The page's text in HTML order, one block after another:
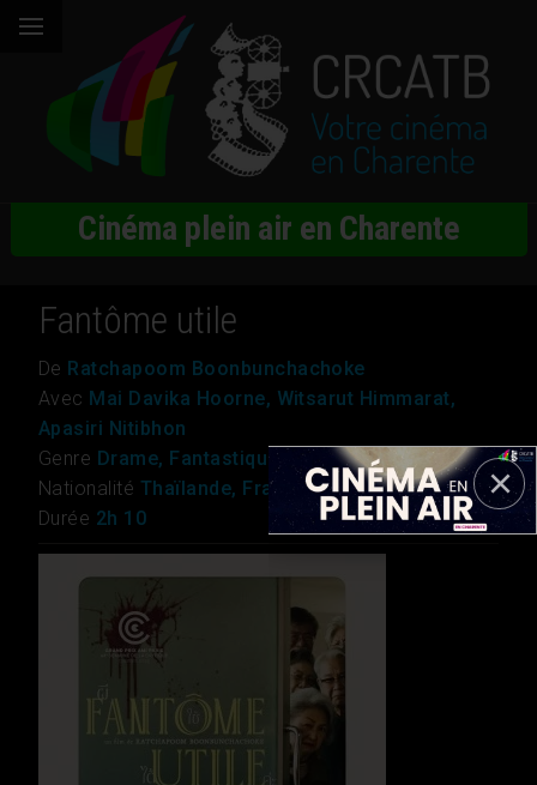
Cinéma plein air en Charente
Fantôme utile
De Ratchapoom Boonbunchachoke
Avec Mai Davika Hoorne, Witsarut Himmarat,
Apasiri Nitibhon
Genre Drame, Fantastique
Nationalité Thaïlande, France
Durée 2h 10